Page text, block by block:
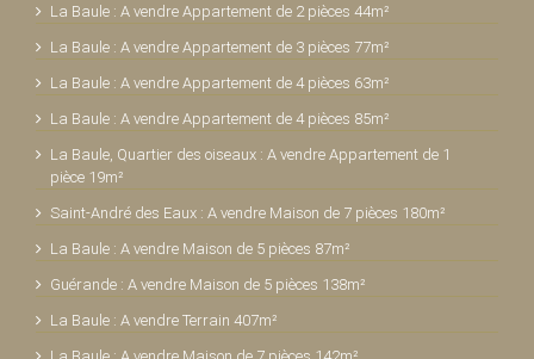
La Baule : A vendre Appartement de 2 pièces 44m²
La Baule : A vendre Appartement de 3 pièces 77m²
La Baule : A vendre Appartement de 4 pièces 63m²
La Baule : A vendre Appartement de 4 pièces 85m²
La Baule, Quartier des oiseaux : A vendre Appartement de 1
pièce 19m²
Saint-André des Eaux : A vendre Maison de 7 pièces 180m²
La Baule : A vendre Maison de 5 pièces 87m²
Guérande : A vendre Maison de 5 pièces 138m²
La Baule : A vendre Terrain 407m²